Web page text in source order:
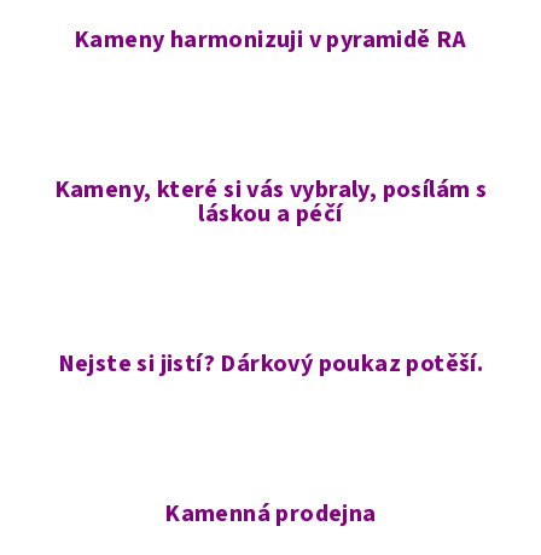
Kameny harmonizuji v pyramidě RA
Kameny, které si vás vybraly, posílám s
láskou a péčí
Nejste si jistí? Dárkový poukaz potěší.
Kamenná prodejna